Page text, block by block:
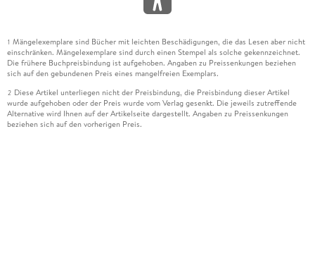
1 Mängelexemplare sind Bücher mit leichten Beschädigungen, die das Lesen aber nicht
einschränken. Mängelexemplare sind durch einen Stempel als solche gekennzeichnet.
Die frühere Buchpreisbindung ist aufgehoben. Angaben zu Preissenkungen beziehen
sich auf den gebundenen Preis eines mangelfreien Exemplars.
2 Diese Artikel unterliegen nicht der Preisbindung, die Preisbindung dieser Artikel
wurde aufgehoben oder der Preis wurde vom Verlag gesenkt. Die jeweils zutreffende
Alternative wird Ihnen auf der Artikelseite dargestellt. Angaben zu Preissenkungen
beziehen sich auf den vorherigen Preis.